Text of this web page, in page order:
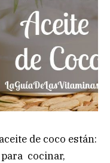
de coco están:
cocinar,